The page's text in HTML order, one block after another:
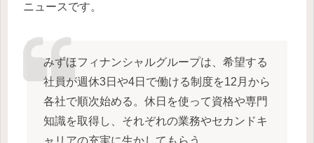
ニュースです。
みずほフィナンシャルグループは、希望する
社員が週休3日や4日で働ける制度を12月から
各社で順次始める。休日を使って資格や専門
知識を取得し、それぞれの業務やセカンドキ